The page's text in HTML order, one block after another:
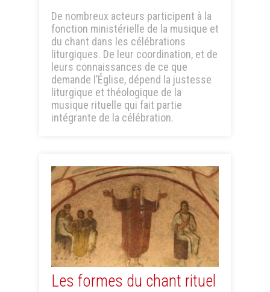
De nombreux acteurs participent à la
fonction ministérielle de la musique et
du chant dans les célébrations
liturgiques. De leur coordination, et de
leurs connaissances de ce que
demande l’Église, dépend la justesse
liturgique et théologique de la
musique rituelle qui fait partie
intégrante de la célébration.
Les formes du chant rituel